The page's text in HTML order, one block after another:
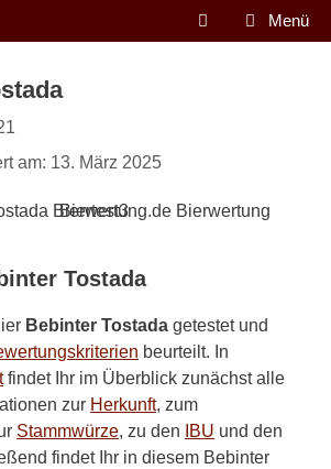
Menü
am: 13. März 2025
Tostada
Bebinter Tostada getestet und
beurteilt. In
findet Ihr im Überblick zunächst alle
zur Herkunft, zum
Stammwürze, zu den IBU und den
findet Ihr in diesem Bebinter